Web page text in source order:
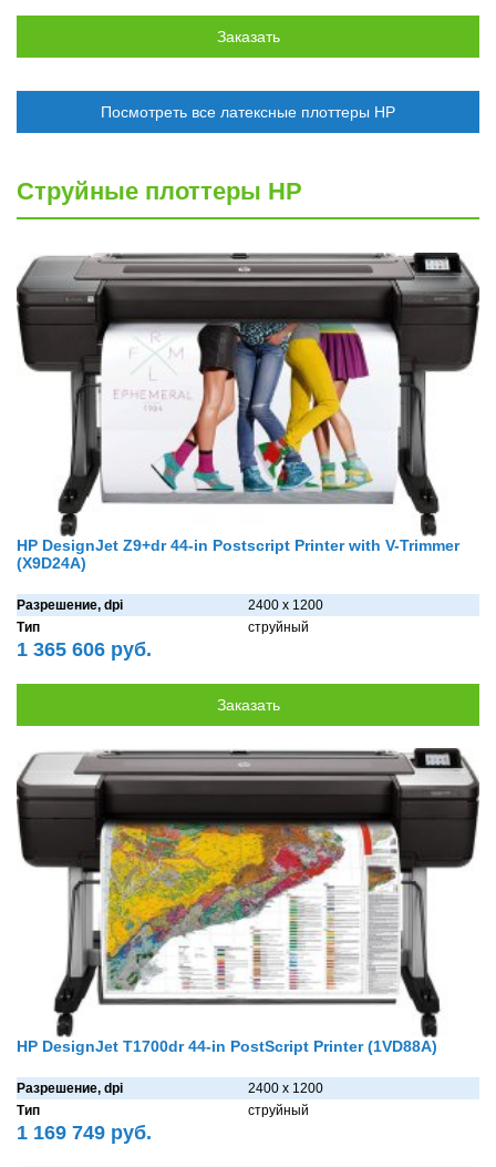
Посмотреть все латексные плоттеры HP
Струйные плоттеры HP
HP DesignJet Z9+dr 44-in Postscript Printer with V-Trimmer
(X9D24A)
Разрешение, dpi
2400 x 1200
Тип
струйный
1 365 606 руб.
HP DesignJet T1700dr 44-in PostScript Printer (1VD88A)
Разрешение, dpi
2400 x 1200
Тип
струйный
1 169 749 руб.